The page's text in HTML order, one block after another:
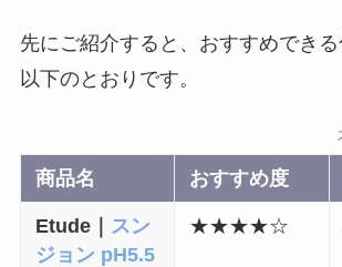
先にご紹介すると、おすすめでき
以下のとおりです。
商品名 おすすめ度
Etude｜ スン
ジョン pH5.5
★★★★☆